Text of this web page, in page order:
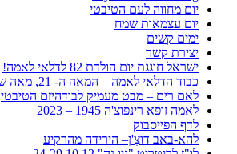
יום מחווה לעם הטיבטי
יום עצמאות שמח
ימים קשים
יצירת קשר
ישראל חוגגת יום הולדת 82 לדלאי לאמה!
כבוד הדלאי לאמה – המאה ה- 21, מאה של דיאלוג
לאם רים – מבט מעמיק לבודהיזם הטיבטי
לאמה זופא רינפוצ'ה 1945 – 2023
לדף הפייסבוק
להא-בּאב דוּצֶ'ן– הירידה מהרקיע